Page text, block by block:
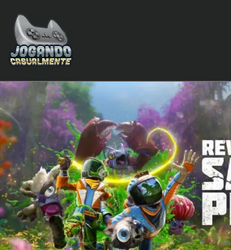
Jogando Casualmente